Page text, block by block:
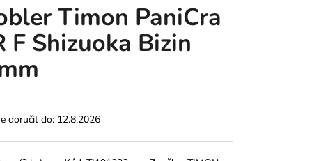
Timon PaniCra
F Shizuoka Bizin
doručit do: 12.8.2026